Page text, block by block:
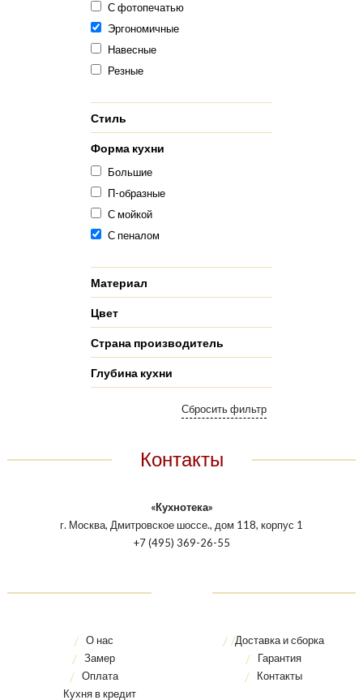
С фотопечатью
Эргономичные
Навесные
Резные
Стиль
Форма кухни
Большие
П-образные
С мойкой
С пеналом
Материал
Цвет
Страна производитель
Глубина кухни
Контакты
«Кухнотека»
г. Москва, Дмитровское шоссе., дом 118, корпус 1
+7 (495) 369-26-55
О нас
Замер
Оплата
Кухня в кредит
Доставка и сборка
Гарантия
Контакты